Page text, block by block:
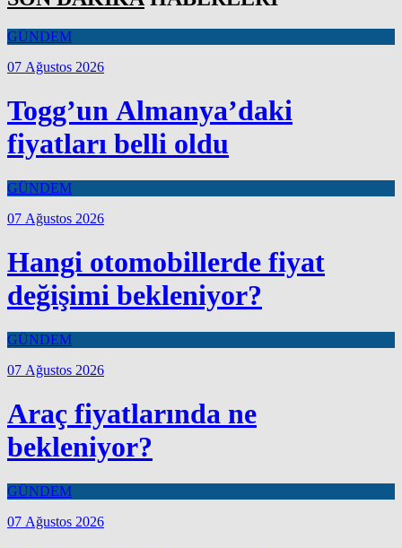
GÜNDEM
07 Ağustos 2026
Togg’un Almanya’daki
fiyatları belli oldu
GÜNDEM
07 Ağustos 2026
Hangi otomobillerde fiyat
değişimi bekleniyor?
GÜNDEM
07 Ağustos 2026
Araç fiyatlarında ne
bekleniyor?
GÜNDEM
07 Ağustos 2026